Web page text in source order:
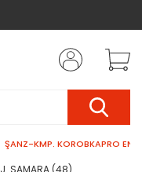
ŞANZ-KMP. KOROBKAPRO